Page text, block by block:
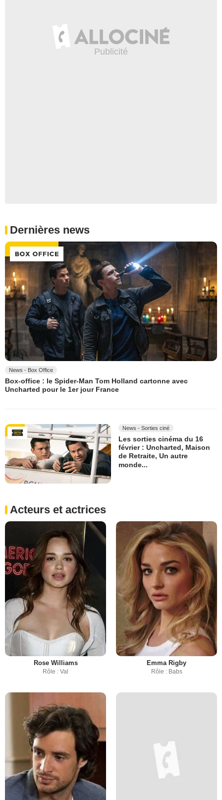
Dernières news
News - Box Office
Box-office : le Spider-Man Tom Holland cartonne avec
Uncharted pour le 1er jour France
News - Sorties ciné
Les sorties cinéma du 16
février : Uncharted, Maison
de Retraite, Un autre
monde...
Acteurs et actrices
Rose Williams
Rôle : Val
Emma Rigby
Rôle : Babs